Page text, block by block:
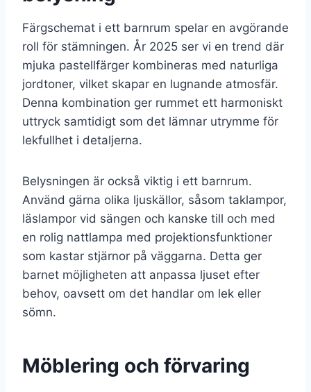
Färgschemat i ett barnrum spelar en avgörande
roll för stämningen. År 2025 ser vi en trend där
mjuka pastellfärger kombineras med naturliga
jordtoner, vilket skapar en lugnande atmosfär.
Denna kombination ger rummet ett harmoniskt
uttryck samtidigt som det lämnar utrymme för
lekfullhet i detaljerna.
Belysningen är också viktig i ett barnrum.
Använd gärna olika ljuskällor, såsom taklampor,
läslampor vid sängen och kanske till och med
en rolig nattlampa med projektionsfunktioner
som kastar stjärnor på väggarna. Detta ger
barnet möjligheten att anpassa ljuset efter
behov, oavsett om det handlar om lek eller
sömn.
Möblering och förvaring